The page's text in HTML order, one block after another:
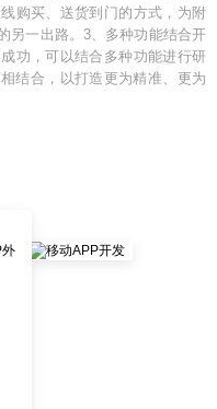
购买、送货到门的方式，为附
另一出路。3、多种功能结合开
功，可以结合多种功能进行研
结合，以打造更为精准、更为